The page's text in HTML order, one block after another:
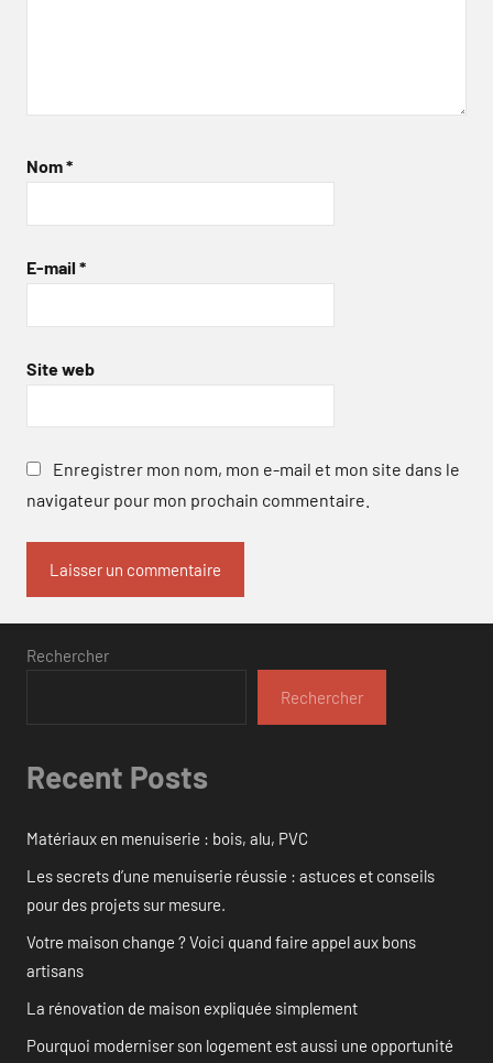
Nom*
E-mail *
Site web
Enregistrer mon nom, mon e-mail et mon site dans le
navigateur pour mon prochain commentaire.
Rechercher
Rechercher
Recent Posts
Matériaux en menuiserie : bois, alu, PVC
Les secrets d’une menuiserie réussie : astuces et conseils
pour des projets sur mesure.
Votre maison change ? Voici quand faire appel aux bons
artisans
La rénovation de maison expliquée simplement
Pourquoi moderniser son logement est aussi une opportunité